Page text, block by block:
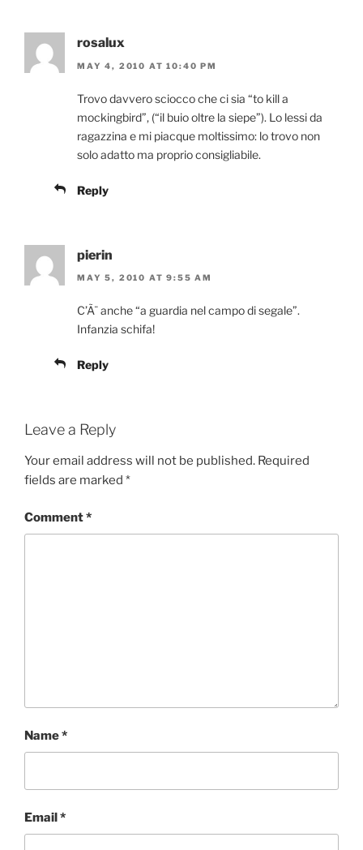
rosalux
MAY 4, 2010 AT 10:40 PM
Trovo davvero sciocco che ci sia “to kill a
mockingbird”, (“il buio oltre la siepe”). Lo lessi da
ragazzina e mi piacque moltissimo: lo trovo non
solo adatto ma proprio consigliabile.
Reply
pierin
MAY 5, 2010 AT 9:55 AM
C’Ã¨ anche “a guardia nel campo di segale”.
Infanzia schifa!
Reply
Leave a Reply
Your email address will not be published. Required
fields are marked *
Comment*
Name*
Email*